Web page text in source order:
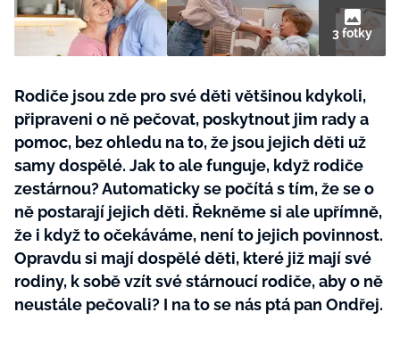
3 fotky
Rodiče jsou zde pro své děti většinou kdykoli,
připraveni o ně pečovat, poskytnout jim rady a
pomoc, bez ohledu na to, že jsou jejich děti už
samy dospělé. Jak to ale funguje, když rodiče
zestárnou? Automaticky se počítá s tím, že se o
ně postarají jejich děti. Řekněme si ale upřímně,
že i když to očekáváme, není to jejich povinnost.
Opravdu si mají dospělé děti, které již mají své
rodiny, k sobě vzít své stárnoucí rodiče, aby o ně
neustále pečovali? I na to se nás ptá pan Ondřej.